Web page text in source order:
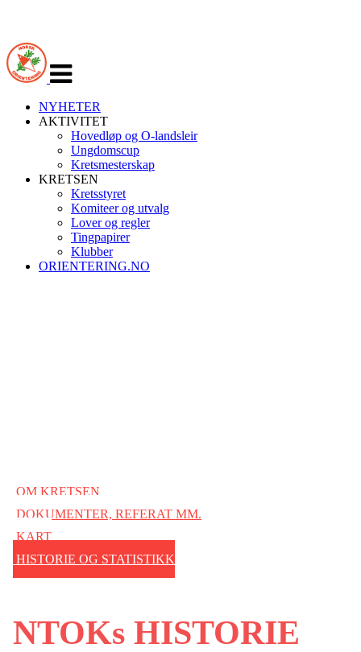
navigasjon
NYHETER
AKTIVITET
Hovedløp og O-landsleir
Ungdomscup
Kretsmesterskap
KRETSEN
Kretsstyret
Komiteer og utvalg
Lover og regler
Tingpapirer
Klubber
ORIENTERING.NO
OM KRETSEN
DOKUMENTER, REFERAT MM.
KART
HISTORIE OG STATISTIKK
NTOKs HISTORIE